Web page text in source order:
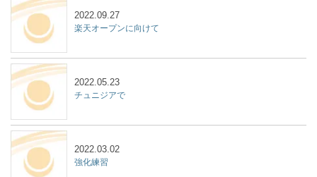
楽天オープンに向けて
2022.09.27
チュニジアで
2022.05.23
強化練習
2022.03.02